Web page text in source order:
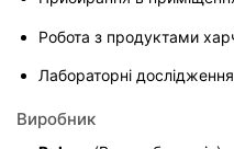
Робота з продуктами
Лабораторні
Виробник